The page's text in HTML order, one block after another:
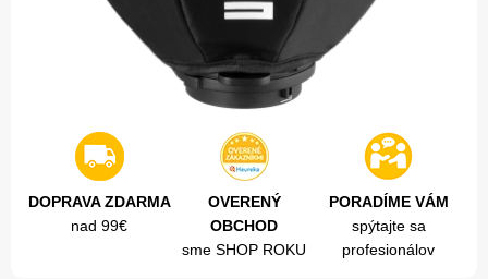
DOPRAVA ZDARMA
nad 99€
OVERENÝ
OBCHOD
sme SHOP ROKU
PORADÍME VÁM
spýtajte sa
profesionálov